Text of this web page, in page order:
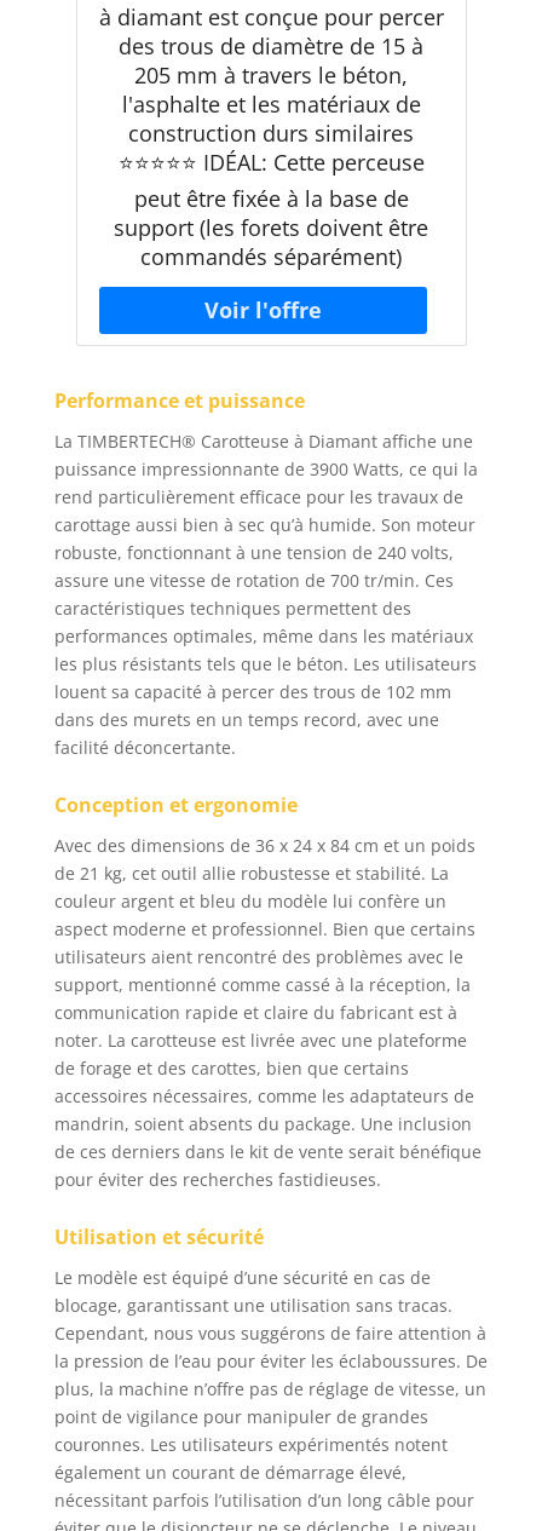
à diamant est conçue pour percer
des trous de diamètre de 15 à
205 mm à travers le béton,
l'asphalte et les matériaux de
construction durs similaires
⭐⭐⭐⭐⭐ IDÉAL: Cette perceuse
peut être fixée à la base de
support (les forets doivent être
commandés séparément)
Performance et puissance
La TIMBERTECH® Carotteuse à Diamant affiche une
puissance impressionnante de 3900 Watts, ce qui la
rend particulièrement efficace pour les travaux de
carottage aussi bien à sec qu’à humide. Son moteur
robuste, fonctionnant à une tension de 240 volts,
assure une vitesse de rotation de 700 tr/min. Ces
caractéristiques techniques permettent des
performances optimales, même dans les matériaux
les plus résistants tels que le béton. Les utilisateurs
louent sa capacité à percer des trous de 102 mm
dans des murets en un temps record, avec une
facilité déconcertante.
Conception et ergonomie
Avec des dimensions de 36 x 24 x 84 cm et un poids
de 21 kg, cet outil allie robustesse et stabilité. La
couleur argent et bleu du modèle lui confère un
aspect moderne et professionnel. Bien que certains
utilisateurs aient rencontré des problèmes avec le
support, mentionné comme cassé à la réception, la
communication rapide et claire du fabricant est à
noter. La carotteuse est livrée avec une plateforme
de forage et des carottes, bien que certains
accessoires nécessaires, comme les adaptateurs de
mandrin, soient absents du package. Une inclusion
de ces derniers dans le kit de vente serait bénéfique
pour éviter des recherches fastidieuses.
Utilisation et sécurité
Le modèle est équipé d’une sécurité en cas de
blocage, garantissant une utilisation sans tracas.
Cependant, nous vous suggérons de faire attention à
la pression de l’eau pour éviter les éclaboussures. De
plus, la machine n’offre pas de réglage de vitesse, un
point de vigilance pour manipuler de grandes
couronnes. Les utilisateurs expérimentés notent
également un courant de démarrage élevé,
nécessitant parfois l’utilisation d’un long câble pour